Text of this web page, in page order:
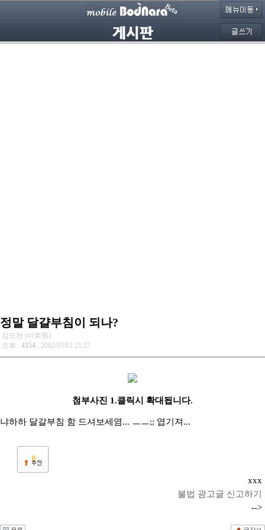
정말 달걀부침이 되나?
김도완 (비회원)
조회 : 4354 , 2002/03/02 21:27
첨부사진 1.클릭시 확대됩니다.
냐하하 달갈부침 함 드셔보세염... ㅡㅡ;; 엽기져...
0
xxx
불법 광고글 신고하기
-->